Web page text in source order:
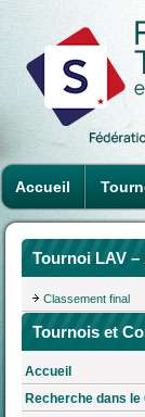
Accueil
Tournoi LAV –
Classement final
Tournois et
Accueil
Recherche dans